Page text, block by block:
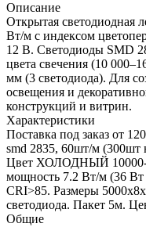
Описание
Открытая светодиодная
Вт/м с индексом
12 В. Светодиоды SMD
цвета свечения (10
мм (3 светодиода). Для
освещения и
конструкций и витрин.
Характеристики
Поставка под заказ от
smd 2835, 60шт/м (300шт
Цвет ХОЛОДНЫЙ 10000-
мощность 7.2 Вт/м (36 Вт
CRI>85. Размеры
светодиода. Пакет 5м.
Общие